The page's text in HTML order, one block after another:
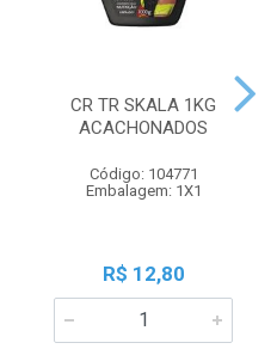
CR TR SKALA 1KG
ACACHONADOS
Código: 104771
Embalagem: 1X1
R$ 12,80